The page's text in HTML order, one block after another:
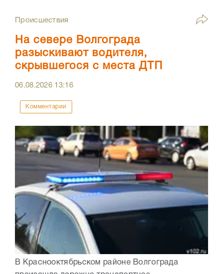
Происшествия
На севере Волгограда
разыскивают водителя,
скрывшегося с места ДТП
06.08.2026 13:16
Комментарии
В Краснооктябрьском районе Волгограда